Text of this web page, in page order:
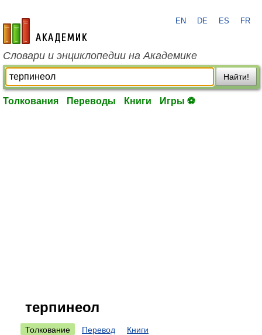
academic.ru
EN DE ES FR
Словари и энциклопедии на Академике
Найти!
Толкования Переводы Книги Игры ⚽
терпинеол
Толкование Перевод Книги